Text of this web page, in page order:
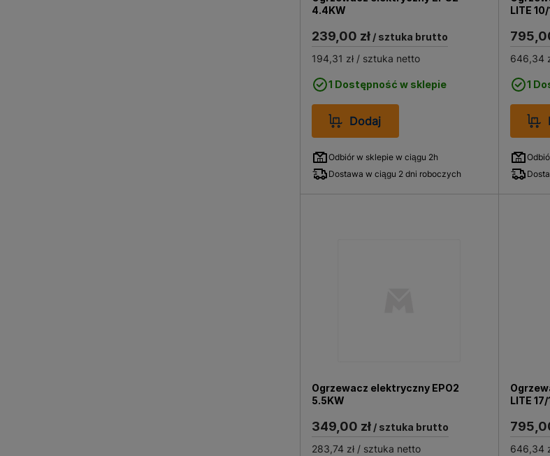
4.4KW
239,00 zł/ sztuka brutto
194,31 zł/ sztuka netto
1 Dostępność w sklepie
Dodaj
Odbiór w sklepie w ciągu 2h
Dostawa w ciągu 2 dni roboczych
LITE
646,34
1
Ogrzewacz elektryczny EPO2
5.5KW
349,00 zł/ sztuka brutto
283,74 zł/ sztuka netto
LITE
646,34